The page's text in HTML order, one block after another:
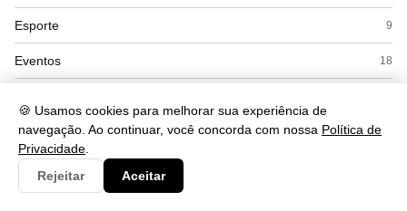
🍪 Usamos cookies para melhorar sua experiência de
navegação. Ao continuar, você concorda com nossa Política de
Privacidade
Rejeitar
Aceitar
Esporte 9
Eventos 18
Governo